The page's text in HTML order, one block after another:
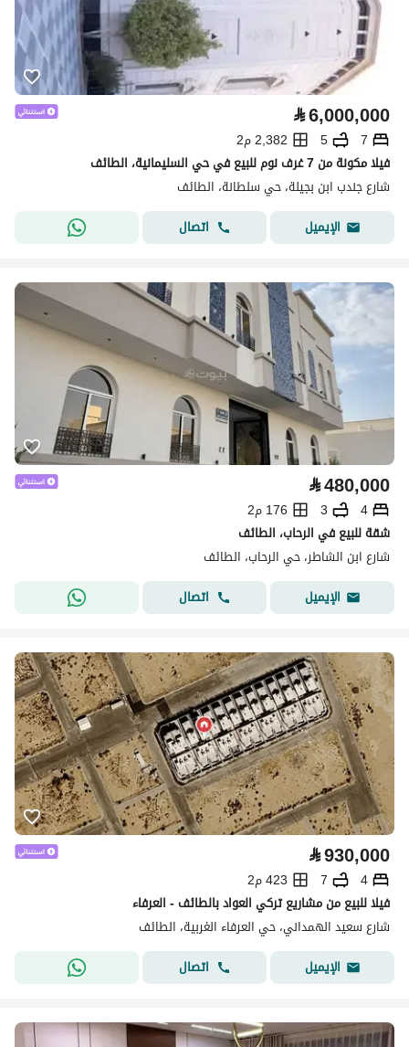
⃁6,000,000
7
5
2,382 م2
فيلا مكونة من 7 غرف نوم للبيع في حي السليمانية، الطائف
شارع جندب ابن بجيلة، حي سلطانة، الطائف
الإيميل
اتصال
⃁480,000
4
3
176 م2
شقة للبيع في الرحاب، الطائف
شارع ابن الشاطر، حي الرحاب، الطائف
الإيميل
اتصال
⃁930,000
4
7
423 م2
فيلا للبيع من مشاريع تركي العواد بالطائف - العرفاء
شارع سعيد الهمداني، حي العرفاء الغربية، الطائف
الإيميل
اتصال